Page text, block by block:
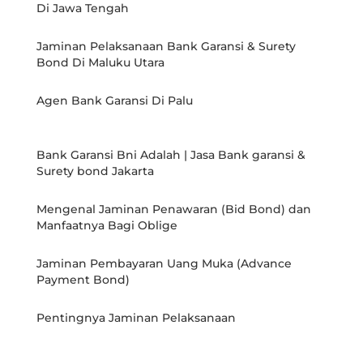
Di Jawa Tengah
Jaminan Pelaksanaan Bank Garansi & Surety
Bond Di Maluku Utara
Agen Bank Garansi Di Palu
Bank Garansi Bni Adalah | Jasa Bank garansi &
Surety bond Jakarta
Mengenal Jaminan Penawaran (Bid Bond) dan
Manfaatnya Bagi Oblige
Jaminan Pembayaran Uang Muka (Advance
Payment Bond)
Pentingnya Jaminan Pelaksanaan